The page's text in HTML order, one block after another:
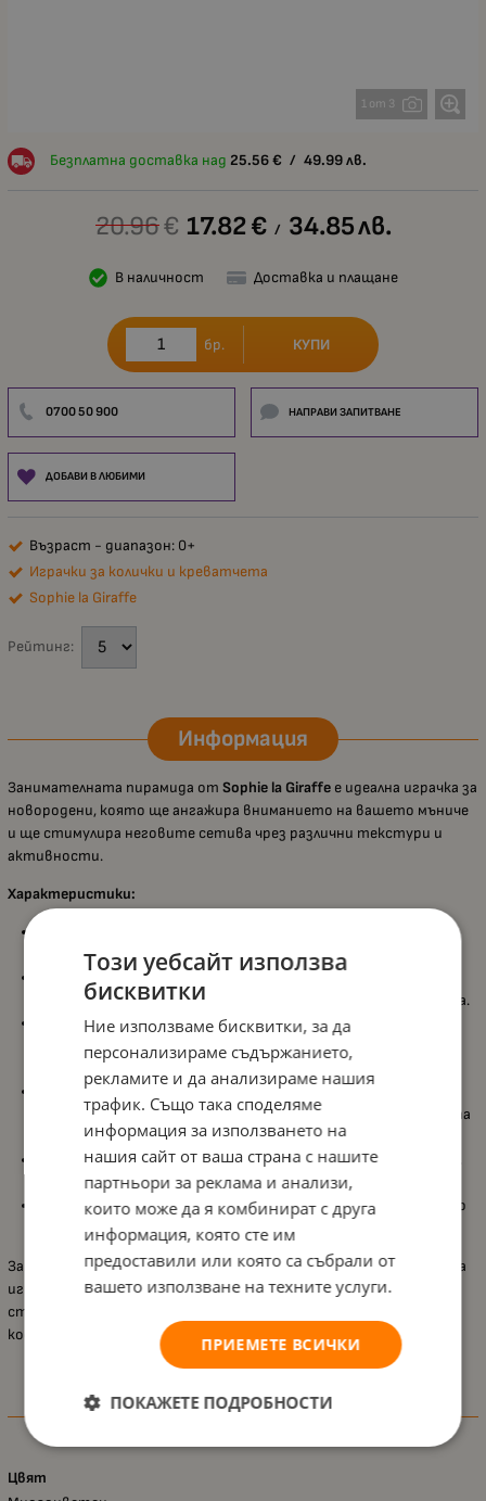
1 от 3
Безплатна доставка над 25.56 € / 49.99 лв.
20.96€ 17.82€ / 34.85лв.
В наличност Доставка и плащане
бр. КУПИ
0700 50 900 НАПРАВИ ЗАПИТВАНЕ
ДОБАВИ В ЛЮБИМИ
Възраст - диапазон: 0+
Играчки за колички и креватчета
Sophie la Giraffe
Рейтинг:
Информация
Занимателната пирамида от Sophie la Giraffe е идеална играчка за
новородени, която ще ангажира вниманието на вашето мъниче
и ще стимулира неговите сетива чрез различни текстури и
активности.
Характеристики:
месеца).
Многофункционална играчка
малки топчета и мека играчка за стимулиране на сетивата.
Различни текстури: Играчката предлага разнообразие от
текстури, които стимулират докосването и развиват
двигателните умения на бебето.
Безопасна кука за закачане
: Лесно се закача на креватче,
количка или столче за хранене, благодарение на безопасната
Лека и удобна: Играчката е компактна и лесна за пренасяне,
като е удобна за хващане от малки ръчички.
Цветове и форми: Ярките цветове привличат вниманието
на бебето и развиват визуалната му координация.
Занимателната пирамида Sophie la Giraffe е перфектната първа
играчка за вашето бебе. С нея ще осигурите забавление и
стимулация на сетивата, като същевременно развивате
координацията и фините моторни умения на вашето мъниче.
Характеристики
Цвят
Този уебсайт използва
бисквитки
Ние използваме бисквитки, за да
персонализираме съдържанието,
рекламите и да анализираме нашия
трафик. Също така споделяме
информация за използването на
нашия сайт от ваша страна с нашите
партньори за реклама и анализи,
които може да я комбинират с друга
информация, която сте им
предоставили или която са събрали от
вашето използване на техните услуги.
ПРИЕМЕТЕ ВСИЧКИ
ПОКАЖЕТЕ ПОДРОБНОСТИ